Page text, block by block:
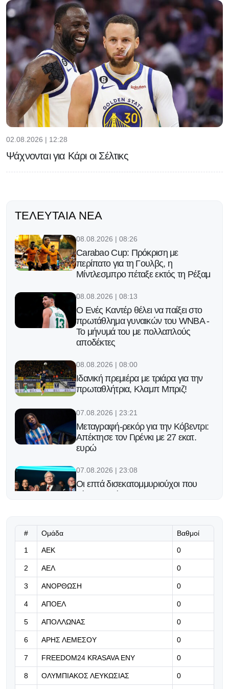
02.08.2026 | 12:28
Ψάχνονται για Κάρι οι Σέλτικς
ΤΕΛΕΥΤΑΊΑ ΝΈΑ
08.08.2026 | 08:26
Carabao Cup: Πρόκριση με
περίπατο για τη Γουλβς, η
Μίντλεσμπρο πέταξε εκτός τη Ρέξαμ
08.08.2026 | 08:13
Ο Ενές Καντέρ θέλει να παίξει στο
πρωτάθλημα γυναικών του WNBA -
Το μήνυμά του με πολλαπλούς
αποδέκτες
08.08.2026 | 08:00
Ιδανική πρεμιέρα με τριάρα για την
πρωταθλήτρια, Κλαμπ Μπριζ!
07.08.2026 | 23:21
Μεταγραφή-ρεκόρ για την Κόβεντρι:
Απέκτησε τον Γιρένκι με 27 εκατ.
ευρώ
07.08.2026 | 23:08
Οι επτά δισεκατομμυριούχοι που
κάνουν μπίζνες με τη FIFA
Το ποδοσφαιρικό challenge έγινε
πραγματικότητα στην 3η κατηγορία
07.08.2026 | 22:42
Έχει χρόνο μέχρι τα επόμενα
07.08.2026 | 22:29
Στην Κρίσταλ Πάλας ο Τομιγιάσου
μετά από επιτυχημένη δοκιμή
07.08.2026 | 22:16
Υπομονή!
# Ομάδα Βαθμοί
1 ΑΕΚ 0
2 ΑΕΛ 0
3 ΑΝΟΡΘΩΣΗ 0
4 ΑΠΟΕΛ 0
5 ΑΠΟΛΛΩΝΑΣ 0
6 ΑΡΗΣ ΛΕΜΕΣΟΥ 0
7 FREEDOM24 KRASAVA ΕΝΥ 0
8 ΟΛΥΜΠΙΑΚΟΣ ΛΕΥΚΩΣΙΑΣ 0